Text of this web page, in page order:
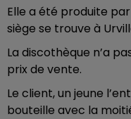
Elle a été produite
siège se trouve à
La discothèque n’a
prix de vente.
Le client, un jeune
bouteille avec la